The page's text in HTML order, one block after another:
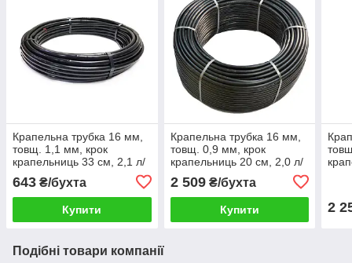
Крапельна трубка 16 мм,
товщ. 1,1 мм, крок
крапельниць 33 см, 2,1 л/
JUNIOR
643 ₴/бухта
Купити
Крапельна трубка 16 мм,
товщ. 0,9 мм, крок
крапельниць 20 см, 2,0 л/
год, (бухта 200 м), Presto-
PS
2 509₴/бухта
Купити 2
Подібні товари компанії